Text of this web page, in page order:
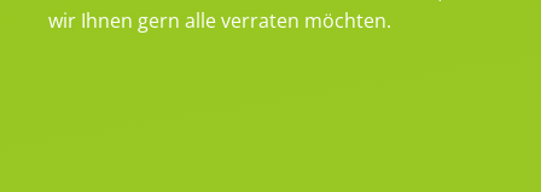
wir Ihnen gern alle verraten möchten.